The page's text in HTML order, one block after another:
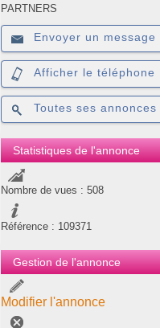
PARTNERS
Envoyer un message
Afficher le téléphone
Toutes ses annonces
Statistiques de l'annonce
Nombre de vues : 508
Référence : 109371
Gestion de l'annonce
Modifier l'annonce